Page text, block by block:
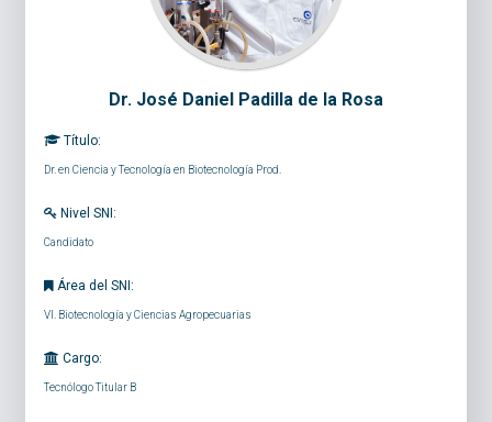
Dr. José Daniel Padilla de la Rosa
Título:
Dr. en Ciencia y Tecnología en Biotecnología Prod.
Nivel SNI:
Candidato
Área del SNI:
VI. Biotecnología y Ciencias Agropecuarias
Cargo:
Tecnólogo Titular B